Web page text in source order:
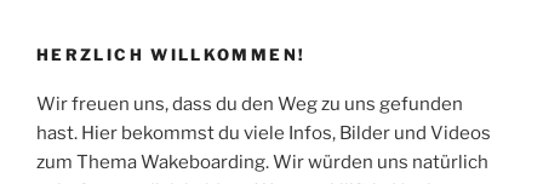
HERZLICH WILLKOMMEN!
Wir freuen uns, dass du den Weg zu uns gefunden
hast. Hier bekommst du viele Infos, Bilder und Videos
zum Thema Wakeboarding. Wir würden uns natürlich